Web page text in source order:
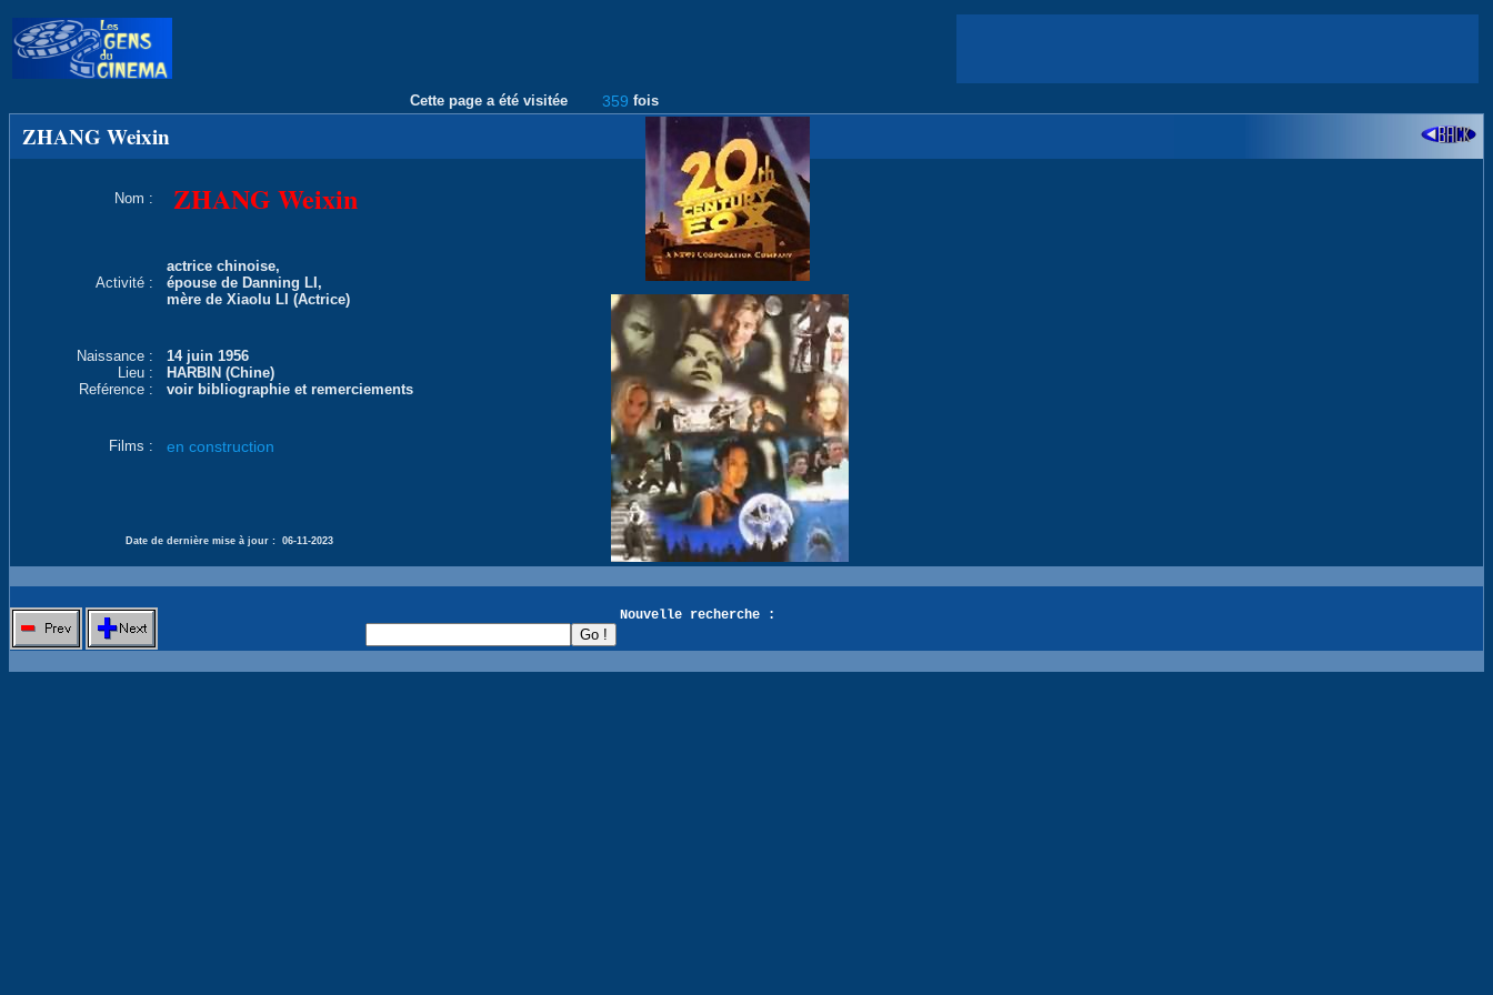
Cette page a été visitée 359 fois
ZHANG Weixin
Nom : ZHANG Weixin
Activité :
actrice chinoise,
épouse de Danning LI,
mère de Xiaolu LI (Actrice)
Naissance :
14 juin 1956
Lieu :
HARBIN (Chine)
Reférence :
voir bibliographie et remerciements
Films : en construction
Date de dernière mise à jour : 06-11-2023
Nouvelle recherche :